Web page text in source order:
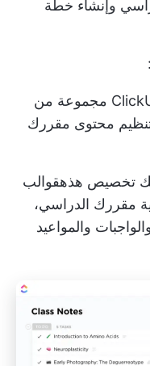
وإنشاء خطة
:
: يقدم ClickUp مجموعة من
محتوى مقررك
تخصيص هذهقوالب
مقررك الدراسي،
والمواعيد